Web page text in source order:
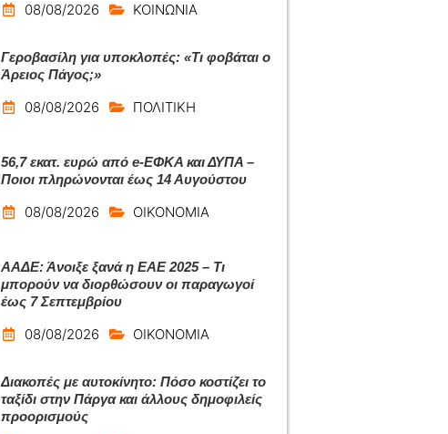
08/08/2026 ΚΟΙΝΩΝΙΑ
Γεροβασίλη για υποκλοπές: «Τι φοβάται ο
Άρειος Πάγος;»
08/08/2026 ΠΟΛΙΤΙΚΗ
56,7 εκατ. ευρώ από e-ΕΦΚΑ και ΔΥΠΑ –
Ποιοι πληρώνονται έως 14 Αυγούστου
08/08/2026 ΟΙΚΟΝΟΜΙΑ
ΑΑΔΕ: Άνοιξε ξανά η ΕΑΕ 2025 – Τι
μπορούν να διορθώσουν οι παραγωγοί
έως 7 Σεπτεμβρίου
08/08/2026 ΟΙΚΟΝΟΜΙΑ
Διακοπές με αυτοκίνητο: Πόσο κοστίζει το
ταξίδι στην Πάργα και άλλους δημοφιλείς
προορισμούς